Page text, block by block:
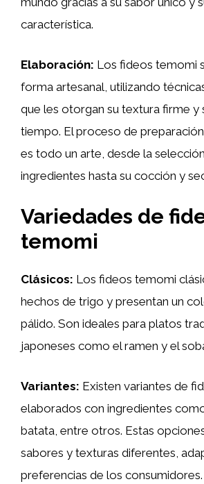
característica.
Elaboración: Los fideos temomi
forma artesanal, utilizando
que les otorgan su textura firme y
tiempo. El proceso de
es todo un arte, desde la
ingredientes hasta su cocción y
Variedades de
temomi
Clásicos: Los fideos temomi
hechos de trigo y presentan un
pálido. Son ideales para platos
japoneses como el ramen y el
Variantes: Existen variantes de
elaborados con ingredientes
batata, entre otros. Estas
sabores y texturas diferentes,
preferencias de los consumidores.